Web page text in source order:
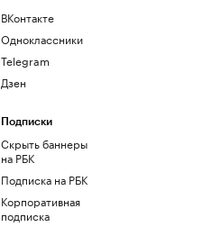
ВКонтакте
Одноклассники
Telegram
Дзен
Подписки
Скрыть баннеры
на РБК
Подписка на РБК
Корпоративная
подписка